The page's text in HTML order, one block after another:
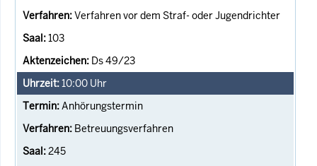
Verfahren vor dem Straf- oder Jugendrichter
103
Ds 49/23
10:00 Uhr
Anhörungstermin
Betreuungsverfahren
245